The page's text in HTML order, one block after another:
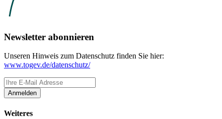
Newsletter abonnieren
Unseren Hinweis zum Datenschutz finden Sie hier:
www.togev.de/datenschutz/
Anmelden
Weiteres